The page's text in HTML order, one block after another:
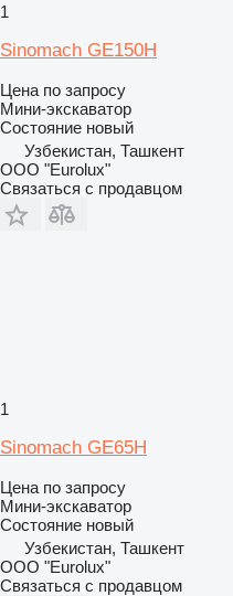
1
Sinomach GE150H
Цена по запросу
Мини-экскаватор
Состояние новый
Узбекистан, Ташкент
ООО "Eurolux"
Связаться с продавцом
1
Sinomach GE65H
Цена по запросу
Мини-экскаватор
Состояние новый
Узбекистан, Ташкент
ООО "Eurolux"
Связаться с продавцом